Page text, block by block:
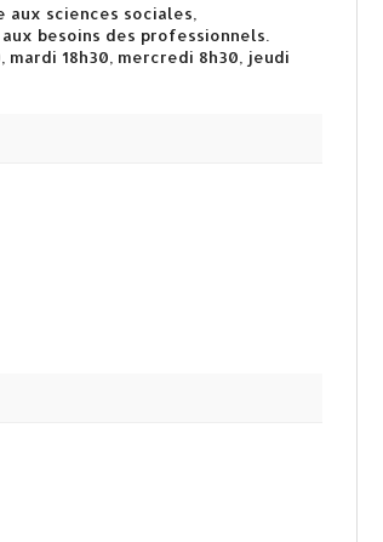
sciences sociales,
besoins des professionnels.
18h30, mercredi 8h30, jeudi